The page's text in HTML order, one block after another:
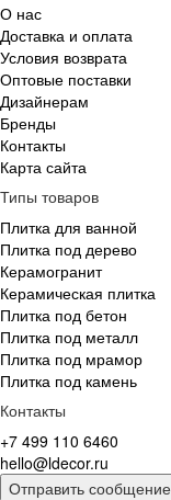
О нас
Доставка и оплата
Условия возврата
Оптовые поставки
Дизайнерам
Бренды
Контакты
Карта сайта
Типы товаров
Плитка для ванной
Плитка под дерево
Керамогранит
Керамическая плитка
Плитка под бетон
Плитка под металл
Плитка под мрамор
Плитка под камень
Контакты
+7 499 110 6460
hello@ldecor.ru
Отправить сообщение